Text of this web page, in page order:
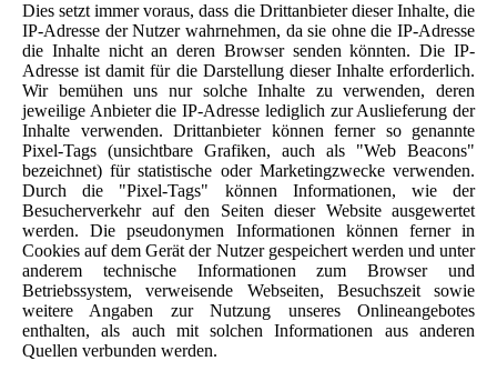
Dies setzt immer voraus, dass die Drittanbieter dieser Inhalte, die
IP-Adresse der Nutzer wahrnehmen, da sie ohne die IP-Adresse
die Inhalte nicht an deren Browser senden könnten. Die IP-
Adresse ist damit für die Darstellung dieser Inhalte erforderlich.
Wir bemühen uns nur solche Inhalte zu verwenden, deren
jeweilige Anbieter die IP-Adresse lediglich zur Auslieferung der
Inhalte verwenden. Drittanbieter können ferner so genannte
Pixel-Tags (unsichtbare Grafiken, auch als "Web Beacons"
bezeichnet) für statistische oder Marketingzwecke verwenden.
Durch die "Pixel-Tags" können Informationen, wie der
Besucherverkehr auf den Seiten dieser Website ausgewertet
werden. Die pseudonymen Informationen können ferner in
Cookies auf dem Gerät der Nutzer gespeichert werden und unter
anderem technische Informationen zum Browser und
Betriebssystem, verweisende Webseiten, Besuchszeit sowie
weitere Angaben zur Nutzung unseres Onlineangebotes
enthalten, als auch mit solchen Informationen aus anderen
Quellen verbunden werden.